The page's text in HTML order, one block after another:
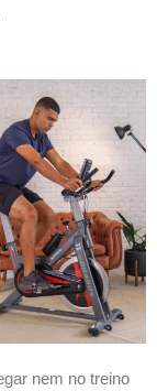
nem no treino